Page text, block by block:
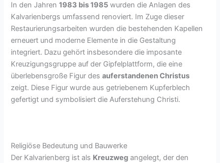
In den Jahren1983 bis 1985 wurden die Anlagen des
Kalvarienbergs umfassend renoviert. Im Zuge dieser
Restaurierungsarbeiten wurden die bestehenden Kapellen
erneuert und moderne Elemente in die Gestaltung
integriert. Dazu gehört insbesondere die imposante
Kreuzigungsgruppe auf der Gipfelplattform, die eine
überlebensgroße Figur desauferstandenen Christus
zeigt. Diese Figur wurde aus getriebenem Kupferblech
gefertigt und symbolisiert die Auferstehung Christi.
Religiöse Bedeutung und Bauwerke
Der Kalvarienberg ist als Kreuzweg angelegt, der den